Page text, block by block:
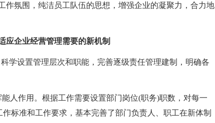
作氛围，纯洁员工队伍的思想，增强企业的凝聚力，合力地
应企业经营管理需要的新机制
学设置管理层次和职能，完善逐级责任管理建制，明确各
人作用。根据工作需要设置部门岗位(职务)职数，对每一
标准和工作要求，基本完善了部门负责人、职工在新体制